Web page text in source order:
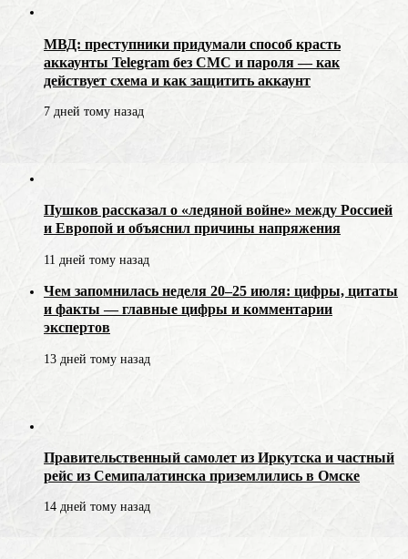
МВД: преступники придумали способ красть
аккаунты Telegram без СМС и пароля — как
действует схема и как защитить аккаунт
7 дней тому назад
Пушков рассказал о «ледяной войне» между Россией
и Европой и объяснил причины напряжения
11 дней тому назад
Чем запомнилась неделя 20–25 июля: цифры, цитаты
и факты — главные цифры и комментарии
экспертов
13 дней тому назад
Правительственный самолет из Иркутска и частный
рейс из Семипалатинска приземлились в Омске
14 дней тому назад